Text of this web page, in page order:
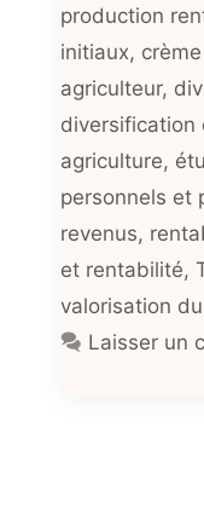
production
initiaux,
agriculteur,
diversification
agriculture,
personnels et
revenus,
et rentabilité,
valorisation
Laisser un